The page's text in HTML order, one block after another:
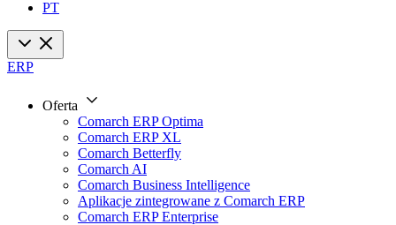
PT
ERP
Oferta
Comarch ERP Optima
Comarch ERP XL
Comarch Betterfly
Comarch AI
Comarch Business Intelligence
Aplikacje zintegrowane z Comarch ERP
Comarch ERP Enterprise